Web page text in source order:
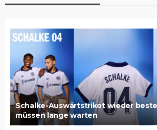
Schalke-Auswärtstrikot wieder
müssen lange warten